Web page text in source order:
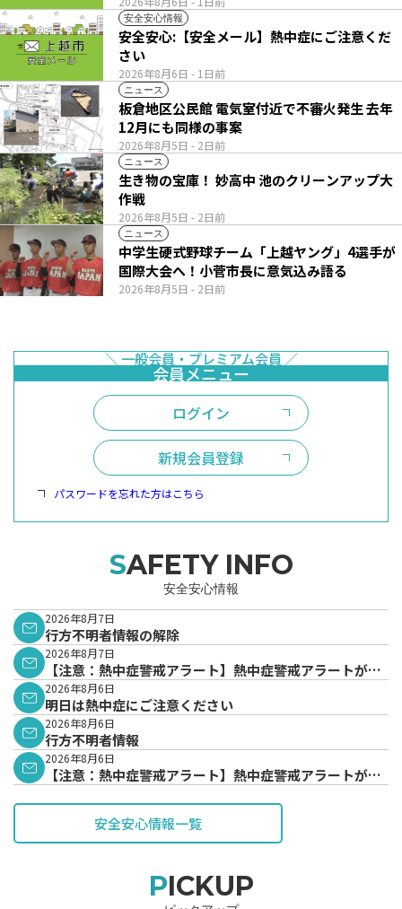
安全安心情報
2026年8月6日 - 1日前
安全安心:【安全メール】熱中症にご注意くだ
さい
ニュース
2026年8月5日 - 2日前
板倉地区公民館 電気室付近で不審火発生 去年
12月にも同様の事案
ニュース
2026年8月5日 - 2日前
生き物の宝庫！ 妙高中 池のクリーンアップ大
作戦
ニュース
2026年8月5日 - 2日前
中学生硬式野球チーム「上越ヤング」4選手が
国際大会へ！小菅市長に意気込み語る
ログイン
新規会員登録
パスワードを忘れた方はこちら
SAFETY INFO
安全安心情報
2026年8月7日
行方不明者情報の解除
2026年8月7日
【注意：熱中症警戒アラート】熱中症警戒アラートが発
表されています。
2026年8月6日
明日は熱中症にご注意ください
2026年8月6日
行方不明者情報
2026年8月6日
【注意：熱中症警戒アラート】熱中症警戒アラートが発
安全安心情報一覧
PICKUP